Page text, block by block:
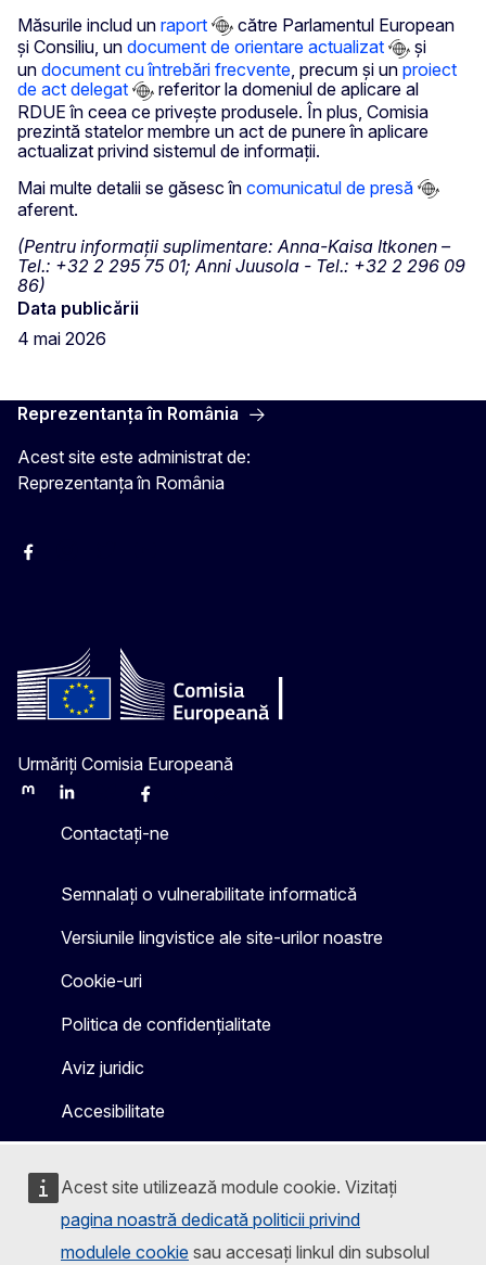
Acest site utilizează module cookie. Vizitați
pagina noastră dedicată politicii privind
modulele cookie sau accesați linkul din subsolul
Măsurile includ un raport
către Parlamentul European
și Consiliu, un document de orientare actualizat
și
un document cu întrebări frecvente, precum și un proiect
de act delegat
referitor la domeniul de aplicare al
RDUE în ceea ce privește produsele. În plus, Comisia
prezintă statelor membre un act de punere în aplicare
actualizat privind sistemul de informații.
Mai multe detalii se găsesc în comunicatul de presă
aferent.
(Pentru informații suplimentare: Anna-Kaisa Itkonen –
Tel.: +32 2 295 75 01; Anni Juusola - Tel.: +32 2 296 09
86)
Data publicării
4 mai 2026
Reprezentanța în România
Acest site este administrat de:
Reprezentanța în România
Facebook
Urmăriți Comisia Europeană
MastodonLinkedInBlueskyFacebook
Contactați-ne
Semnalați o vulnerabilitate informatică
Versiunile lingvistice ale site-urilor noastre
Cookie-uri
Politica de confidențialitate
Aviz juridic
Accesibilitate